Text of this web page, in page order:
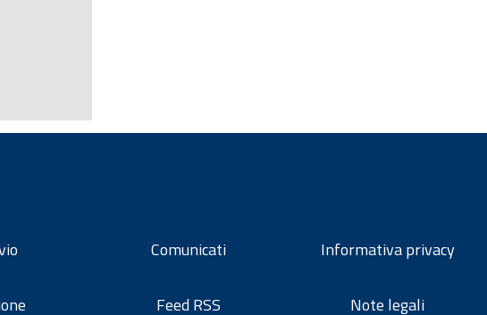
Comunicati
Feed RSS
Informativa privacy
Note legali